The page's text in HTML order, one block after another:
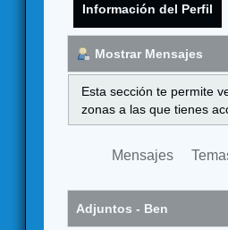
Información del Perfil
Mostrar Mensajes
Esta sección te permite
zonas a las que tienes
Mensajes
Adjuntos - Ben